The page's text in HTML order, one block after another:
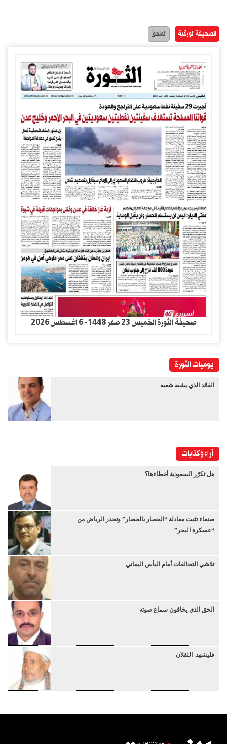
الصحيفة الورقية الملحق
صحيفة الثورة الخميس 23 صفر 1448- 6 اغسطس 2026
يوميات الثورة
القائد الذي يشبه شعبه
آراء وكتابات
هل تكرّر السعودية أخطاءها؟
صنعاء تثبت معادلة “الحصار بالحصار” وتحذر الرياض من
“عسكرة البحر”
تلاشي التحالفات أمام البأس اليماني
الحق الذي يخافون سماع صوته
فليشهد الثقلان